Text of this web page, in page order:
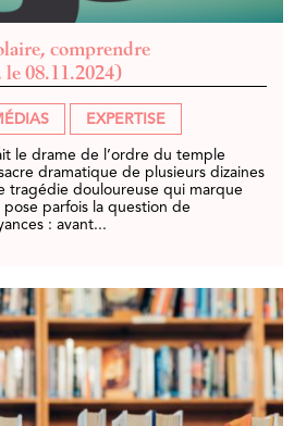
comprendre
le 08.11.2024)
EXPERTISE
le drame de l’ordre du temple
dramatique de plusieurs dizaines
tragédie douloureuse qui marque
parfois la question de
: avant...